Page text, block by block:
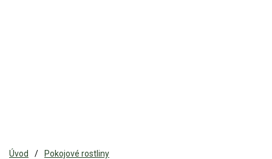
Úvod
Pokojové rostliny